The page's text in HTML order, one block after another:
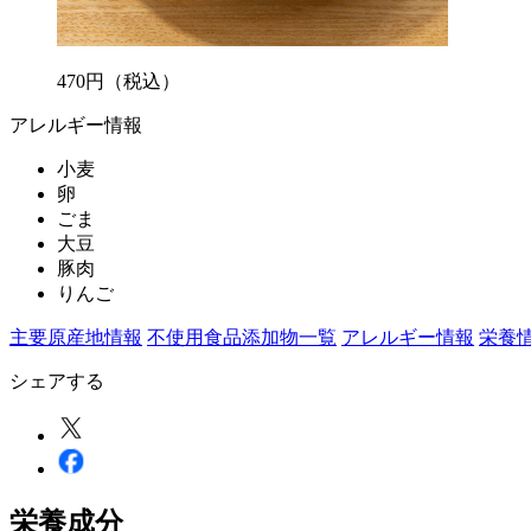
470円 （税込）
アレルギー情報
小麦
卵
ごま
大豆
豚肉
りんご
主要原産地情報 不使用食品添加物一覧 アレルギー情報 栄養
シェアする
栄養成分